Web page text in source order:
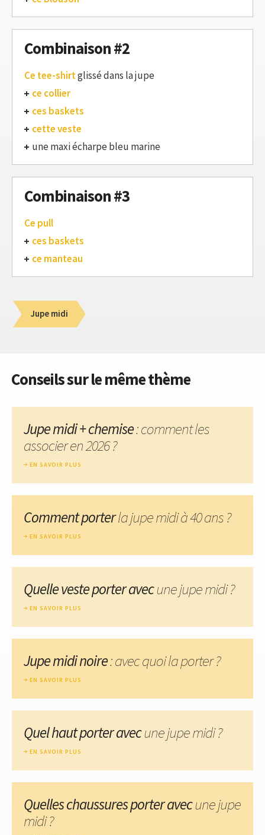
Combinaison #2
Ce tee-shirtglissé dans la jupe
ce collier
ces baskets
cette veste
une maxi écharpe bleu marine
Combinaison #3
Ce pull
ces baskets
ce manteau
Jupe midi
Conseils sur le même thème
Jupe midi + chemise: comment les
associer en 2026 ?
EN SAVOIR PLUS
Comment porterla jupe midi à 40 ans ?
EN SAVOIR PLUS
Quelle veste porter avecune jupe midi ?
EN SAVOIR PLUS
Jupe midi noire: avec quoi la porter ?
EN SAVOIR PLUS
Quel haut porter avecune jupe midi ?
EN SAVOIR PLUS
Quelles chaussures porter avecune jupe
midi ?